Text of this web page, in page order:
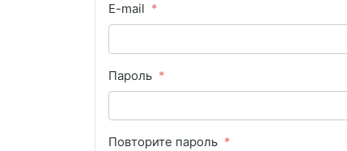
E-mail
Пароль
Повторите пароль